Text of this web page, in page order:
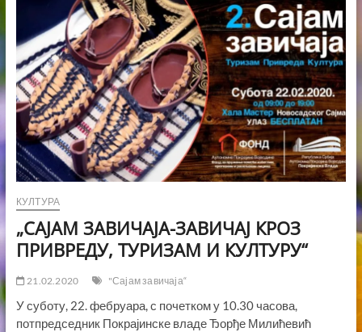
СРПСКИМ
ИНСТИТУЦИЈАМА
У
РЕГИОНУ
КУЛТУРА
„САЈАМ ЗАВИЧАЈА-ЗАВИЧАЈ КРОЗ
ПРИВРЕДУ, ТУРИЗАМ И КУЛТУРУ“
21.02.2020 "Сајам завичаја“
У суботу, 22. фебруара, с почетком у 10.30 часова,
потпредседник Покрајинске владе Ђорђе Милићевић